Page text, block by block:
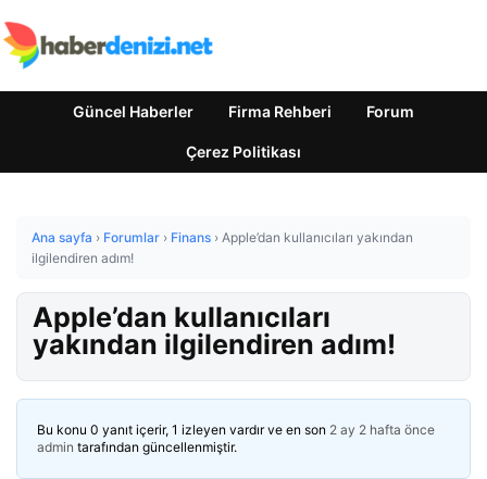
Güncel Haberler Firma Rehberi Forum
Çerez Politikası
Ana sayfa › Forumlar › Finans › Apple’dan kullanıcıları yakından
ilgilendiren adım!
Apple’dan kullanıcıları
yakından ilgilendiren adım!
Bu konu 0 yanıt içerir, 1 izleyen vardır ve en son 2 ay 2 hafta önce
admin tarafından güncellenmiştir.